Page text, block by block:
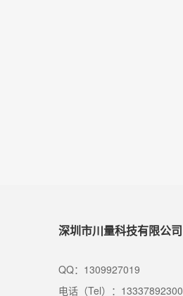
深圳市川量科技有限公司
QQ：1309927019
电话（Tel）：13337892300